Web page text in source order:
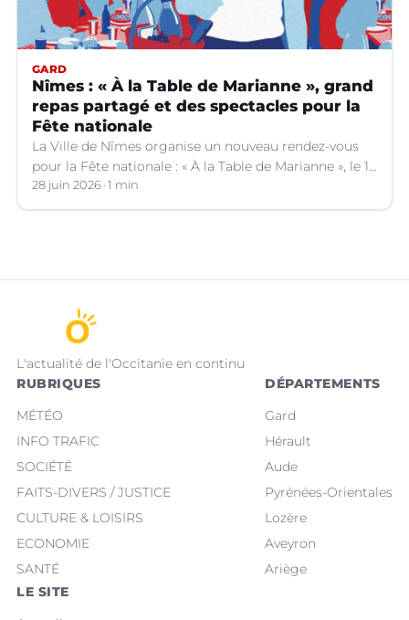
GARD
Nîmes : « À la Table de Marianne », grand
repas partagé et des spectacles pour la
Fête nationale
La Ville de Nîmes organise un nouveau rendez-vous
pour la Fête nationale : « À la Table de Marianne », le 13
juillet prochain.
28 juin 2026 1 min
L'actualité de l'Occitanie en continu
RUBRIQUES
MÉTÉO
INFO TRAFIC
SOCIÉTÉ
FAITS-DIVERS / JUSTICE
CULTURE & LOISIRS
ECONOMIE
SANTÉ
DÉPARTEMENTS
Gard
Hérault
Aude
Pyrénées-Orientales
Lozère
Aveyron
Ariège
LE SITE